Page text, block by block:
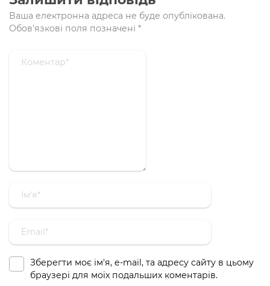
Ваша електронна адреса не буде опублікована.
Обов'язкові поля позначені *
Зберегти моє ім'я, e-mail, та адресу сайту в цьому
браузері для моїх подальших коментарів.